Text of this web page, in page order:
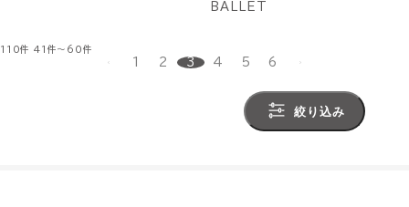
BALLET
110件 41件～60件
1 2 3 4 5 6
絞り込み